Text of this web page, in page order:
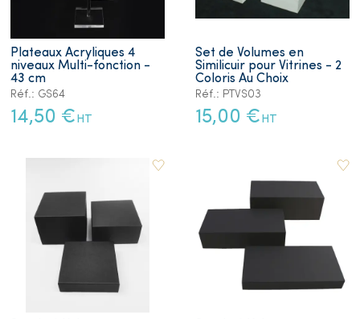
Plateaux Acryliques 4
niveaux Multi-fonction -
43 cm
Réf.: GS64
14,50 € HT
Set de Volumes en
Similicuir pour Vitrines - 2
Coloris Au Choix
Réf.: PTVS03
15,00 € HT